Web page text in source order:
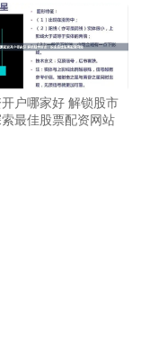
户哪家好 解锁股市
最佳股票配资网站